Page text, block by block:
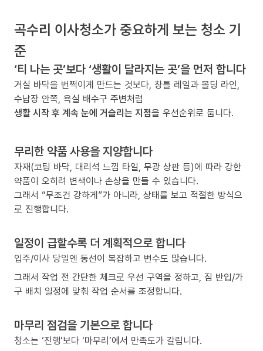
곡수리 이사청소가 중요하게 보는 청소 기
준
‘티 나는 곳’보다 ‘생활이 달라지는 곳’을 먼저 합니다
거실 바닥을 번쩍이게 만드는 것보다, 창틀 레일과 몰딩 라인,
수납장 안쪽, 욕실 배수구 주변처럼
생활 시작 후 계속 눈에 거슬리는 지점을 우선순위로 둡니다.
무리한 약품 사용을 지양합니다
자재(코팅 바닥, 대리석 느낌 타일, 무광 상판 등)에 따라 강한
약품이 오히려 변색이나 손상을 만들 수 있습니다.
그래서 “무조건 강하게”가 아니라, 상태를 보고 적절한 방식으
로 진행합니다.
일정이 급할수록 더 계획적으로 합니다
입주/이사 당일엔 동선이 복잡하고 변수도 많습니다.
그래서 작업 전 간단한 체크로 우선 구역을 정하고, 짐 반입/가
구 배치 일정에 맞춰 작업 순서를 조정합니다.
마무리 점검을 기본으로 합니다
청소는 ‘진행’보다 ‘마무리’에서 만족도가 갈립니다.